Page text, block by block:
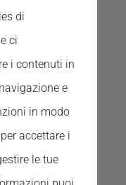
di
ci
i contenuti in
e
in modo
accettare i
le tue